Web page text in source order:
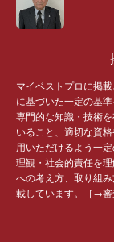
マイベストプロに掲
に基づいた一定の基
専門的な知識・技術
いること、適切な資
用いただけるよう一
理観・社会的責任を
への考え方、取り組
載しています。［→